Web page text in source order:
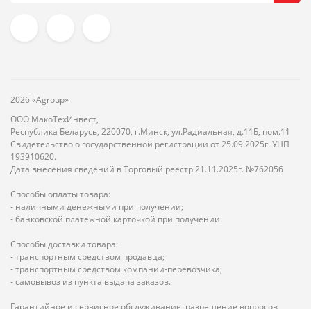
2026 «Agroup»
ООО МакоТехИнвест,
Республика Беларусь, 220070, г.Минск, ул.Радиальная, д.11Б, пом.11
Свидетельство о государственной регистрации от 25.09.2025г. УНП
193910620.
Дата внесения сведений в Торговый реестр 21.11.2025г. №762056
Способы оплаты товара:
- наличными денежными при получении;
- банковской платёжной карточкой при получении.
Способы доставки товара:
- транспортным средством продавца;
- транспортным средством компании-перевозчика;
- самовывоз из пункта выдача заказов.
Гарантийное и сервисное обслуживание, разрешение вопросов